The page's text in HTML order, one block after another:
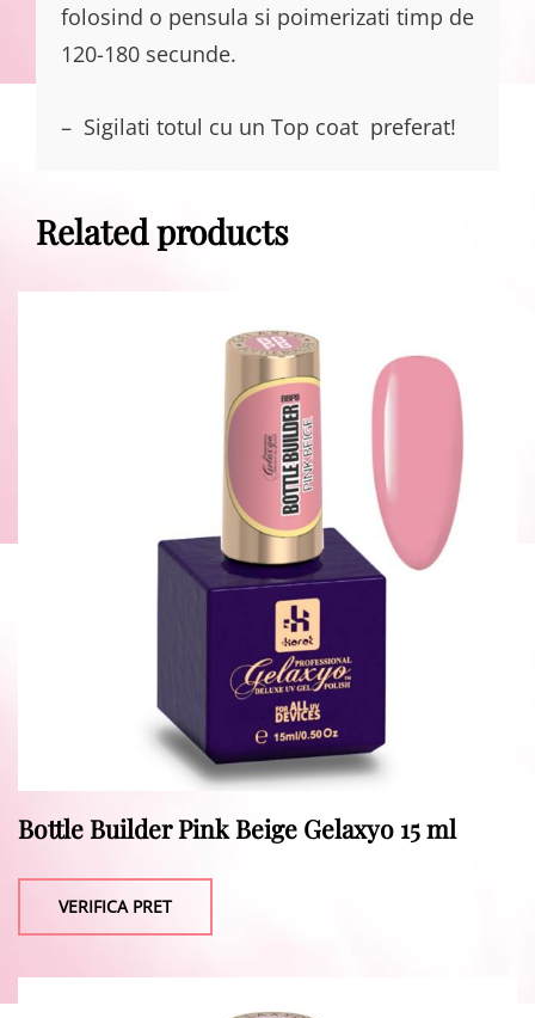
folosind o pensula si poimerizati timp de
120-180 secunde.
– Sigilati totul cu un Top coat preferat!
Related products
Bottle Builder Pink Beige Gelaxyo 15 ml
VERIFICA PRET